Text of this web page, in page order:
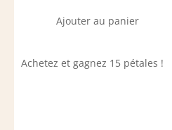
Ajouter au panier
Achetez et gagnez 15 pétales !